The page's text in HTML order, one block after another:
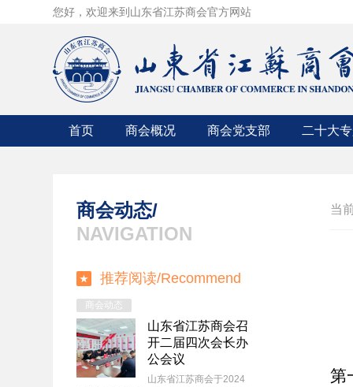
您好，欢迎来到山东省江苏商会官方网站
首页 商会概况
组织机构
入会条件
商会党支部 二十大
商会动态/
NAVIGATION
推荐阅读/Recommend
商会动态
山东省江苏商会召
开二届四次会长办
公会议
山东省江苏商会于2024
当
第